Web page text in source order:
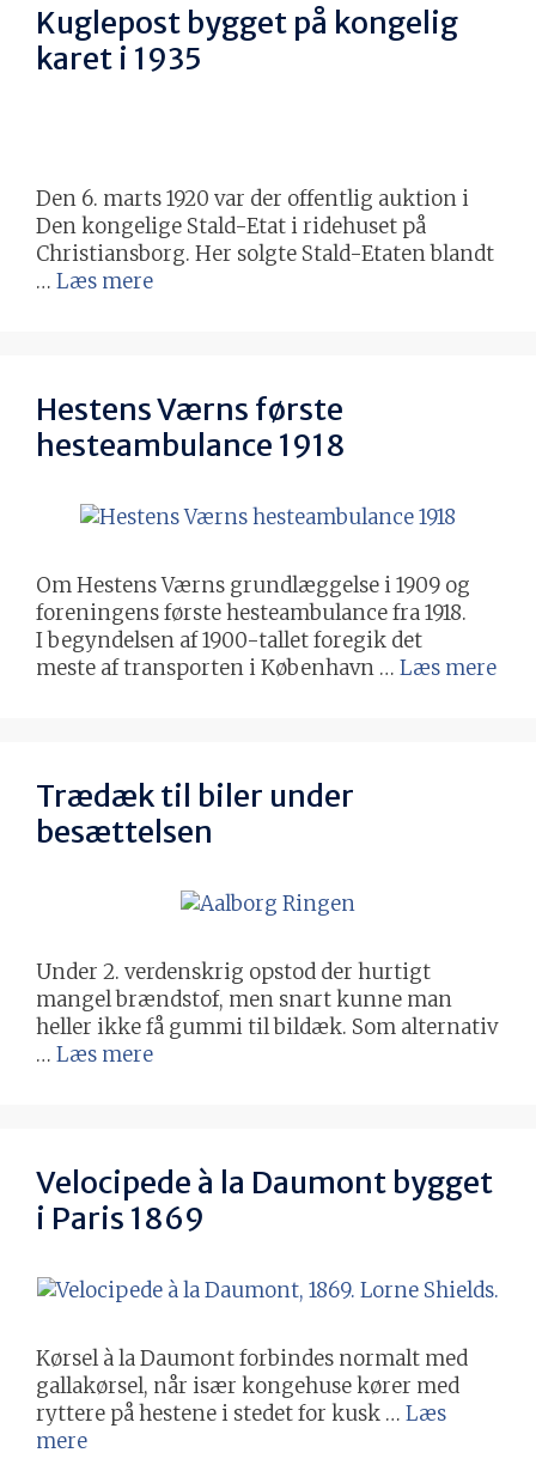
Kuglepost bygget på kongelig
karet i 1935
Den 6. marts 1920 var der offentlig auktion i
Den kongelige Stald-Etat i ridehuset på
Christiansborg. Her solgte Stald-Etaten blandt
… Læs mere
Hestens Værns første
hesteambulance 1918
Om Hestens Værns grundlæggelse i 1909 og
foreningens første hesteambulance fra 1918.
I begyndelsen af 1900-tallet foregik det
meste af transporten i København … Læs mere
Trædæk til biler under
besættelsen
Under 2. verdenskrig opstod der hurtigt
mangel brændstof, men snart kunne man
heller ikke få gummi til bildæk. Som alternativ
… Læs mere
Velocipede à la Daumont bygget
i Paris 1869
Kørsel à la Daumont forbindes normalt med
gallakørsel, når især kongehuse kører med
ryttere på hestene i stedet for kusk … Læs
mere